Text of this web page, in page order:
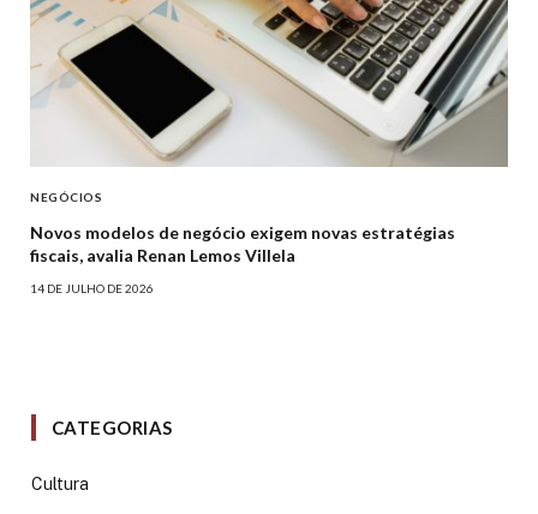
NEGÓCIOS
Novos modelos de negócio exigem novas estratégias
fiscais, avalia Renan Lemos Villela
14 DE JULHO DE 2026
CATEGORIAS
Cultura